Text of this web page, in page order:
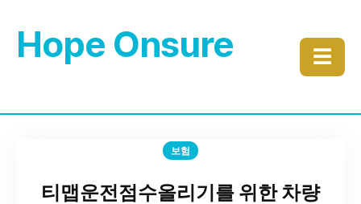
Hope Onsure ☰
보험
티맵운전점수올리기를 위한 차량